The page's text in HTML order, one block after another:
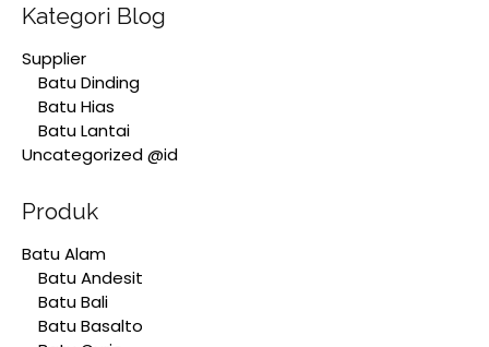
Kategori Blog
Supplier
Batu Dinding
Batu Hias
Batu Lantai
Uncategorized @id
Produk
Batu Alam
Batu Andesit
Batu Bali
Batu Basalto